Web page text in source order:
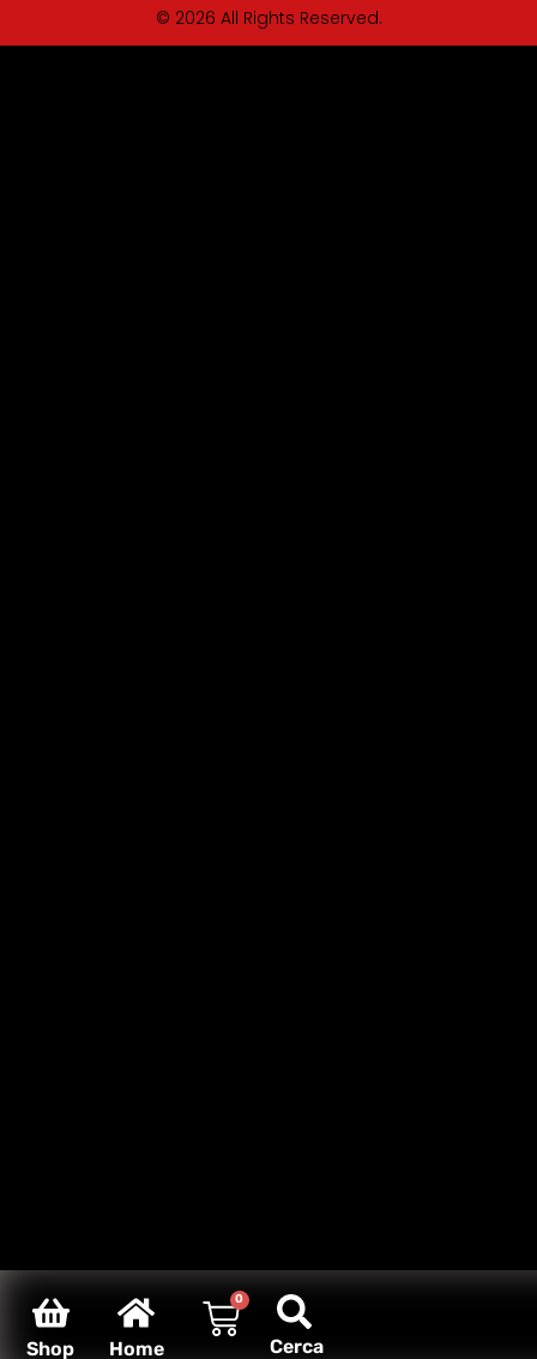
Shop Home
0
Cerca
© 2026 All Rights Reserved.